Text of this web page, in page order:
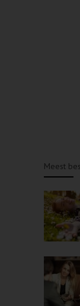
Meest